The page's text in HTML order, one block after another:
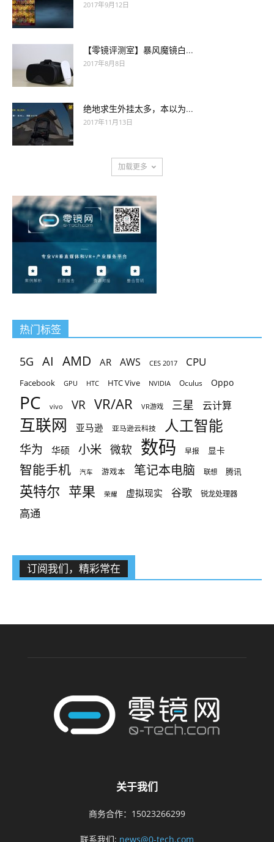
2017年9月12日
【零镜评测室】暴风魔镜白...
2017年8月8日
绝地求生外挂太多，本以为...
2017年11月13日
加载更多
热门标签
5G AI AMD AR AWS CES 2017 CPU
Facebook GPU HTC HTC Vive NVIDIA Oculus Oppo
PC vivo VR VR/AR VR游戏 三星 云计算
互联网 亚马逊 亚马逊云科技 人工智能
华为 华硕 小米 微软 数码 早报 显卡
智能手机 汽车 游戏本 笔记本电脑 联想 腾讯
英特尔 苹果 荣耀 虚拟现实 谷歌 锐龙处理器
高通
订阅我们，精彩常在
关于我们
商务合作：15023266299
联系我们: news@0-tech.com